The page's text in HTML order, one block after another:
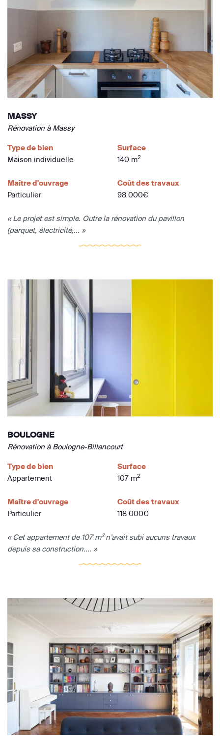
MASSY
Rénovation à Massy
Type de bien
Maison individuelle
Surface
140 m2
Maître d'ouvrage
Particulier
Coût des travaux
98 000€
« Le projet est simple. Outre la rénovation du pavillon
(parquet, électricité,... »
BOULOGNE
Rénovation à Boulogne-Billancourt
Type de bien
Appartement
Surface
107 m2
Maître d'ouvrage
Particulier
Coût des travaux
118 000€
« Cet appartement de 107 m² n’avait subi aucuns travaux
depuis sa construction.... »